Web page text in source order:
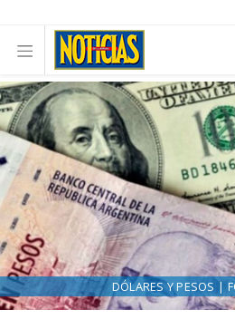
DÓLARES Y PESOS |